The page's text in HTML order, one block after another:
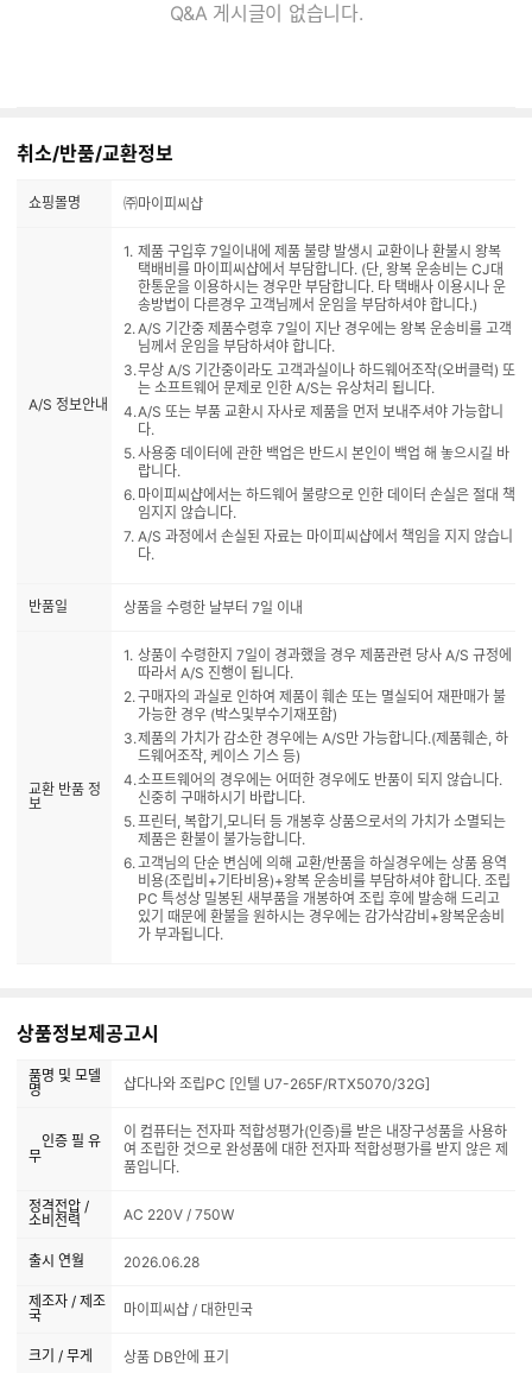
Q&A 게시글이 없습니다.
취소/반품/교환정보
쇼핑몰명 ㈜마이피씨샵
A/S 정보안내
제품 구입후 7일이내에 제품 불량 발생시 교환이나 환불시 왕복
택배비를 마이피씨샵에서 부담합니다. (단, 왕복 운송비는 CJ대
한통운을 이용하시는 경우만 부담합니다. 타 택배사 이용시나 운
송방법이 다른경우 고객님께서 운임을 부담하셔야 합니다.)
A/S 기간중 제품수령후 7일이 지난 경우에는 왕복 운송비를 고객
님께서 운임을 부담하셔야 합니다.
무상 A/S 기간중이라도 고객과실이나 하드웨어조작(오버클럭) 또
는 소프트웨어 문제로 인한 A/S는 유상처리 됩니다.
A/S 또는 부품 교환시 자사로 제품을 먼저 보내주셔야 가능합니
다.
사용중 데이터에 관한 백업은 반드시 본인이 백업 해 놓으시길 바
랍니다.
마이피씨샵에서는 하드웨어 불량으로 인한 데이터 손실은 절대 책
임지지 않습니다.
A/S 과정에서 손실된 자료는 마이피씨샵에서 책임을 지지 않습니
다.
반품일 상품을 수령한 날부터 7일 이내
교환 반품 정
보
상품이 수령한지 7일이 경과했을 경우 제품관련 당사 A/S 규정에
따라서 A/S 진행이 됩니다.
구매자의 과실로 인하여 제품이 훼손 또는 멸실되어 재판매가 불
가능한 경우 (박스및부수기재포함)
제품의 가치가 감소한 경우에는 A/S만 가능합니다.(제품훼손, 하
드웨어조작, 케이스 기스 등)
소프트웨어의 경우에는 어떠한 경우에도 반품이 되지 않습니다.
신중히 구매하시기 바랍니다.
프린터, 복합기,모니터 등 개봉후 상품으로서의 가치가 소멸되는
제품은 환불이 불가능합니다.
고객님의 단순 변심에 의해 교환/반품을 하실경우에는 상품 용역
비용(조립비+기타비용)+왕복 운송비를 부담하셔야 합니다. 조립
PC 특성상 밀봉된 새부품을 개봉하여 조립 후에 발송해 드리고
있기 때문에 환불을 원하시는 경우에는 감가삭감비+왕복운송비
가 부과됩니다.
상품정보제공고시
품명 및 모델
명
샵다나와 조립PC [인텔 U7-265F/RTX5070/32G]
인증 필 유
무
이 컴퓨터는 전자파 적합성평가(인증)를 받은 내장구성품을 사용하
여 조립한 것으로 완성품에 대한 전자파 적합성평가를 받지 않은 제
품입니다.
정격전압 /
소비전력
AC 220V / 750W
출시 연월 2026.06.28
제조자 / 제조
국
마이피씨샵 / 대한민국
크기 / 무게 상품 DB안에 표기